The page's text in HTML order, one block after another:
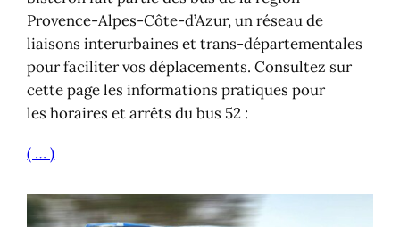
Provence-Alpes-Côte-d’Azur, un réseau de
liaisons interurbaines et trans-départementales
pour faciliter vos déplacements. Consultez sur
cette page les informations pratiques pour
les horaires et arrêts du bus 52 :
( … )